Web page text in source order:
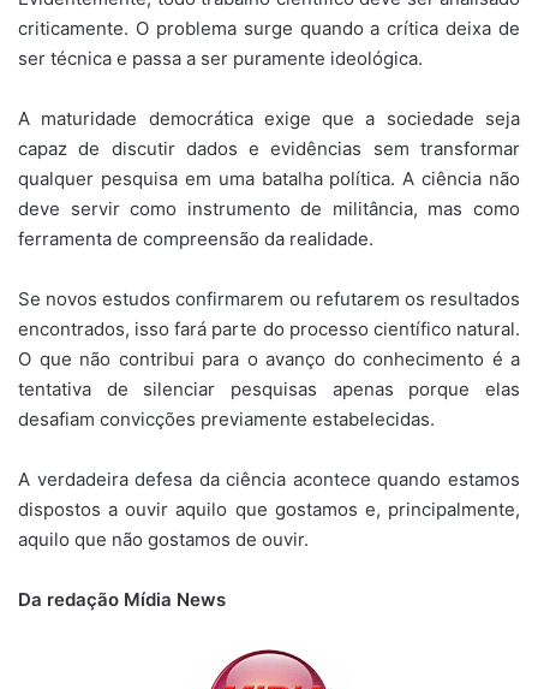
criticamente. O problema surge quando a crítica deixa de
ser técnica e passa a ser puramente ideológica.
A maturidade democrática exige que a sociedade seja
capaz de discutir dados e evidências sem transformar
qualquer pesquisa em uma batalha política. A ciência não
deve servir como instrumento de militância, mas como
ferramenta de compreensão da realidade.
Se novos estudos confirmarem ou refutarem os resultados
encontrados, isso fará parte do processo científico natural.
O que não contribui para o avanço do conhecimento é a
tentativa de silenciar pesquisas apenas porque elas
desafiam convicções previamente estabelecidas.
A verdadeira defesa da ciência acontece quando estamos
dispostos a ouvir aquilo que gostamos e, principalmente,
aquilo que não gostamos de ouvir.
Da redação Mídia News